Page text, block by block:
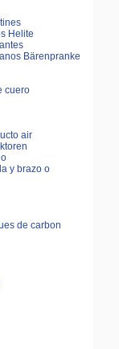
Helite
Bärenpranke
cuero
air
y brazo o
de carbon